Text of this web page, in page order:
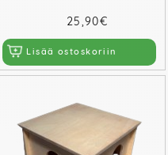
25,90€
Lisää ostoskoriin